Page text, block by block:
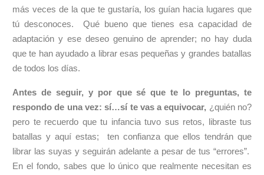
más veces de la que te gustaría, los guían hacia lugares que
tú desconoces. Qué bueno que tienes esa capacidad de
adaptación y ese deseo genuino de aprender; no hay duda
que te han ayudado a librar esas pequeñas y grandes batallas
de todos los días.
Antes de seguir, y por que sé que te lo preguntas, te
respondo de una vez: sí…sí te vas a equivocar, ¿quién no?
pero te recuerdo que tu infancia tuvo sus retos, libraste tus
batallas y aquí estas; ten confianza que ellos tendrán que
librar las suyas y seguirán adelante a pesar de tus “errores”.
En el fondo, sabes que lo único que realmente necesitan es